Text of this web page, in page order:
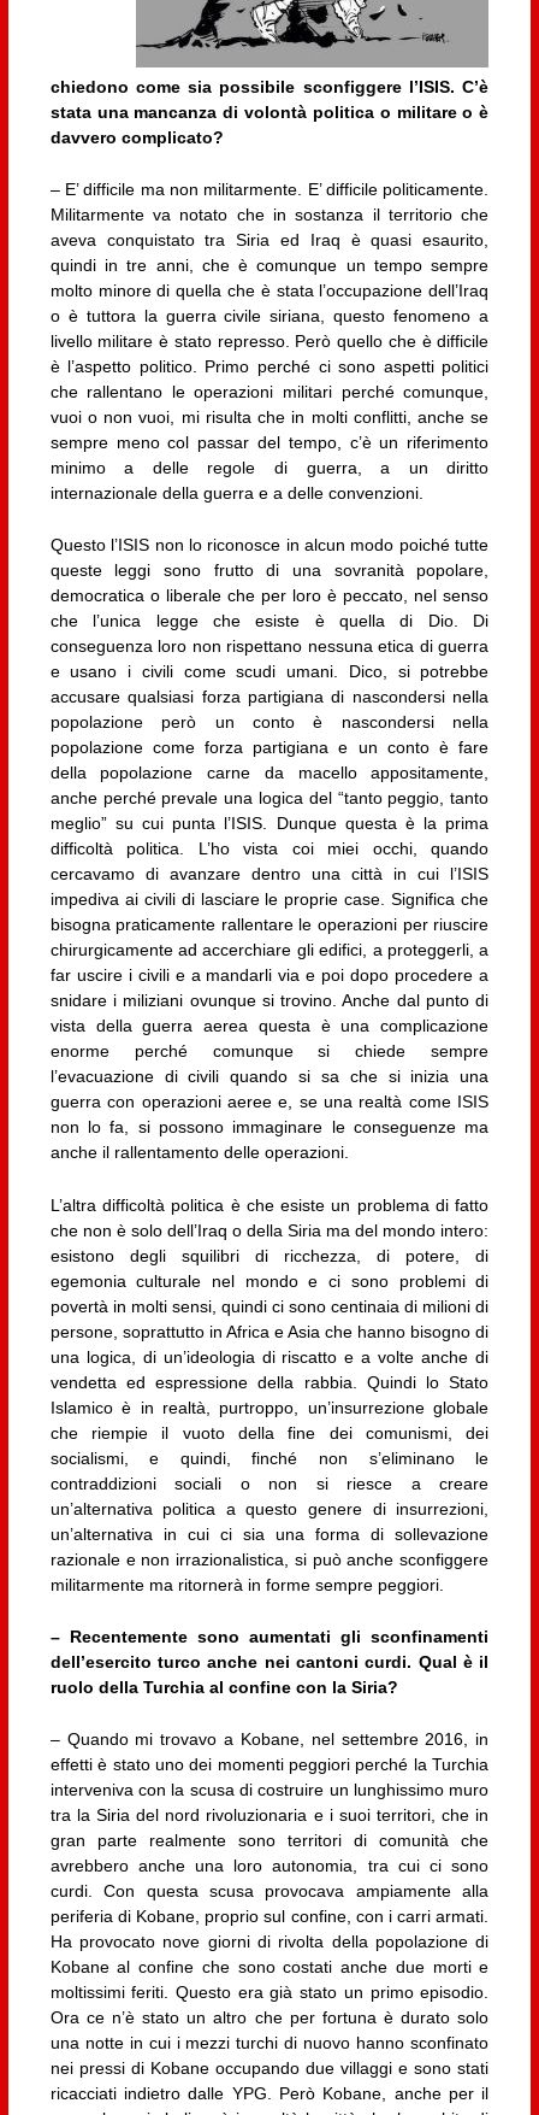
chiedono come sia possibile sconfiggere l’ISIS. C’è
stata una mancanza di volontà politica o militare o è
davvero complicato?
– E’ difficile ma non militarmente. E’ difficile politicamente.
Militarmente va notato che in sostanza il territorio che
aveva conquistato tra Siria ed Iraq è quasi esaurito,
quindi in tre anni, che è comunque un tempo sempre
molto minore di quella che è stata l’occupazione dell’Iraq
o è tuttora la guerra civile siriana, questo fenomeno a
livello militare è stato represso. Però quello che è difficile
è l’aspetto politico. Primo perché ci sono aspetti politici
che rallentano le operazioni militari perché comunque,
vuoi o non vuoi, mi risulta che in molti conflitti, anche se
sempre meno col passar del tempo, c’è un riferimento
minimo a delle regole di guerra, a un diritto
internazionale della guerra e a delle convenzioni.
Questo l’ISIS non lo riconosce in alcun modo poiché tutte
queste leggi sono frutto di una sovranità popolare,
democratica o liberale che per loro è peccato, nel senso
che l’unica legge che esiste è quella di Dio. Di
conseguenza loro non rispettano nessuna etica di guerra
e usano i civili come scudi umani. Dico, si potrebbe
accusare qualsiasi forza partigiana di nascondersi nella
popolazione però un conto è nascondersi nella
popolazione come forza partigiana e un conto è fare
della popolazione carne da macello appositamente,
anche perché prevale una logica del “tanto peggio, tanto
meglio” su cui punta l’ISIS. Dunque questa è la prima
difficoltà politica. L’ho vista coi miei occhi, quando
cercavamo di avanzare dentro una città in cui l’ISIS
impediva ai civili di lasciare le proprie case. Significa che
bisogna praticamente rallentare le operazioni per riuscire
chirurgicamente ad accerchiare gli edifici, a proteggerli, a
far uscire i civili e a mandarli via e poi dopo procedere a
snidare i miliziani ovunque si trovino. Anche dal punto di
vista della guerra aerea questa è una complicazione
enorme perché comunque si chiede sempre
l’evacuazione di civili quando si sa che si inizia una
guerra con operazioni aeree e, se una realtà come ISIS
non lo fa, si possono immaginare le conseguenze ma
anche il rallentamento delle operazioni.
L’altra difficoltà politica è che esiste un problema di fatto
che non è solo dell’Iraq o della Siria ma del mondo intero:
esistono degli squilibri di ricchezza, di potere, di
egemonia culturale nel mondo e ci sono problemi di
povertà in molti sensi, quindi ci sono centinaia di milioni di
persone, soprattutto in Africa e Asia che hanno bisogno di
una logica, di un’ideologia di riscatto e a volte anche di
vendetta ed espressione della rabbia. Quindi lo Stato
Islamico è in realtà, purtroppo, un’insurrezione globale
che riempie il vuoto della fine dei comunismi, dei
socialismi, e quindi, finché non s’eliminano le
contraddizioni sociali o non si riesce a creare
un’alternativa politica a questo genere di insurrezioni,
un’alternativa in cui ci sia una forma di sollevazione
razionale e non irrazionalistica, si può anche sconfiggere
militarmente ma ritornerà in forme sempre peggiori.
– Recentemente sono aumentati gli sconfinamenti
dell’esercito turco anche nei cantoni curdi. Qual è il
ruolo della Turchia al confine con la Siria?
– Quando mi trovavo a Kobane, nel settembre 2016, in
effetti è stato uno dei momenti peggiori perché la Turchia
interveniva con la scusa di costruire un lunghissimo muro
tra la Siria del nord rivoluzionaria e i suoi territori, che in
gran parte realmente sono territori di comunità che
avrebbero anche una loro autonomia, tra cui ci sono
curdi. Con questa scusa provocava ampiamente alla
periferia di Kobane, proprio sul confine, con i carri armati.
Ha provocato nove giorni di rivolta della popolazione di
Kobane al confine che sono costati anche due morti e
moltissimi feriti. Questo era già stato un primo episodio.
Ora ce n’è stato un altro che per fortuna è durato solo
una notte in cui i mezzi turchi di nuovo hanno sconfinato
nei pressi di Kobane occupando due villaggi e sono stati
ricacciati indietro dalle YPG. Però Kobane, anche per il